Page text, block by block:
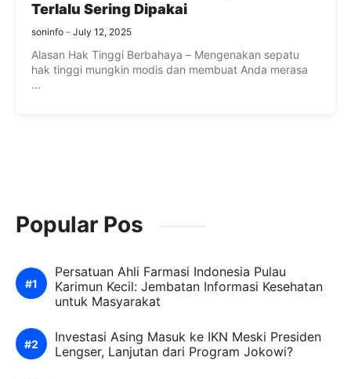
Terlalu Sering Dipakai
soninfo July 12, 2025
Alasan Hak Tinggi Berbahaya – Mengenakan sepatu
hak tinggi mungkin modis dan membuat Anda merasa
...
Popular Pos
Persatuan Ahli Farmasi Indonesia Pulau
Karimun Kecil: Jembatan Informasi Kesehatan
untuk Masyarakat
Investasi Asing Masuk ke IKN Meski Presiden
Lengser, Lanjutan dari Program Jokowi?